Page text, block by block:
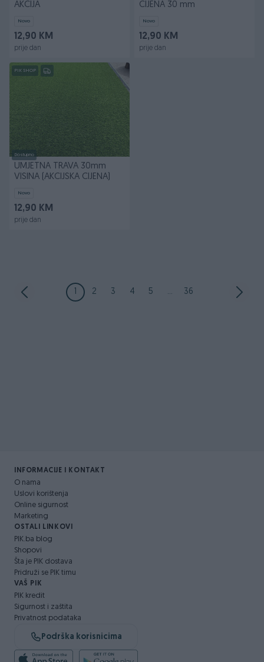
AKCIJA
Novo
12,90 KM
prije dan
CIJENA 30 mm
Novo
12,90 KM
prije dan
PIK SHOP
Dostupno
UMJETNA TRAVA 30mm
VISINA (AKCIJSKA CIJENA)
Novo
12,90 KM
prije dan
1 2 3 4 5 ... 36
INFORMACIJE I KONTAKT
O nama
Uslovi korištenja
Online sigurnost
Marketing
OSTALI LINKOVI
PIK.ba blog
Shopovi
Šta je PIK dostava
Pridruži se PIK timu
VAŠ PIK
PIK kredit
Sigurnost i zaštita
Privatnost podataka
Podrška korisnicima